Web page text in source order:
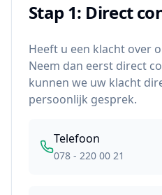
Stap 1: Direct
Heeft u een klacht over
Neem dan eerst direct
kunnen we uw klacht
persoonlijk gesprek.
Telefoon
078 - 220 00 21